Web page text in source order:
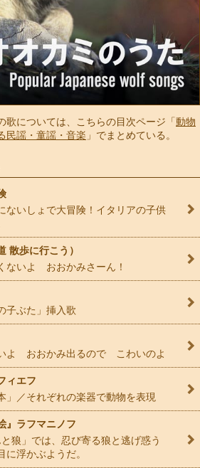
歌については、こちらの目次ページ「 動物
謡・童謡・音楽 」でまとめている。
ないしょで大冒険！イタリアの子供
散歩に行こう）
ないよ おおかみさーん！
子ぶた」挿入歌
よ おおかみ出るので こわいのよ
ィエフ
」／それぞれの楽器で動物を表現
』ラフマニノフ
狼」では、忍び寄る狼と逃げ惑う
浮かぶようだ。